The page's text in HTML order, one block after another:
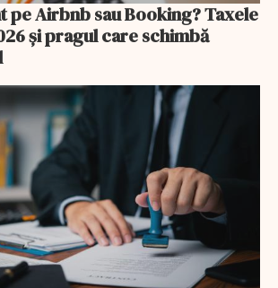
pe Airbnb sau Booking? Taxele
și pragul care schimbă